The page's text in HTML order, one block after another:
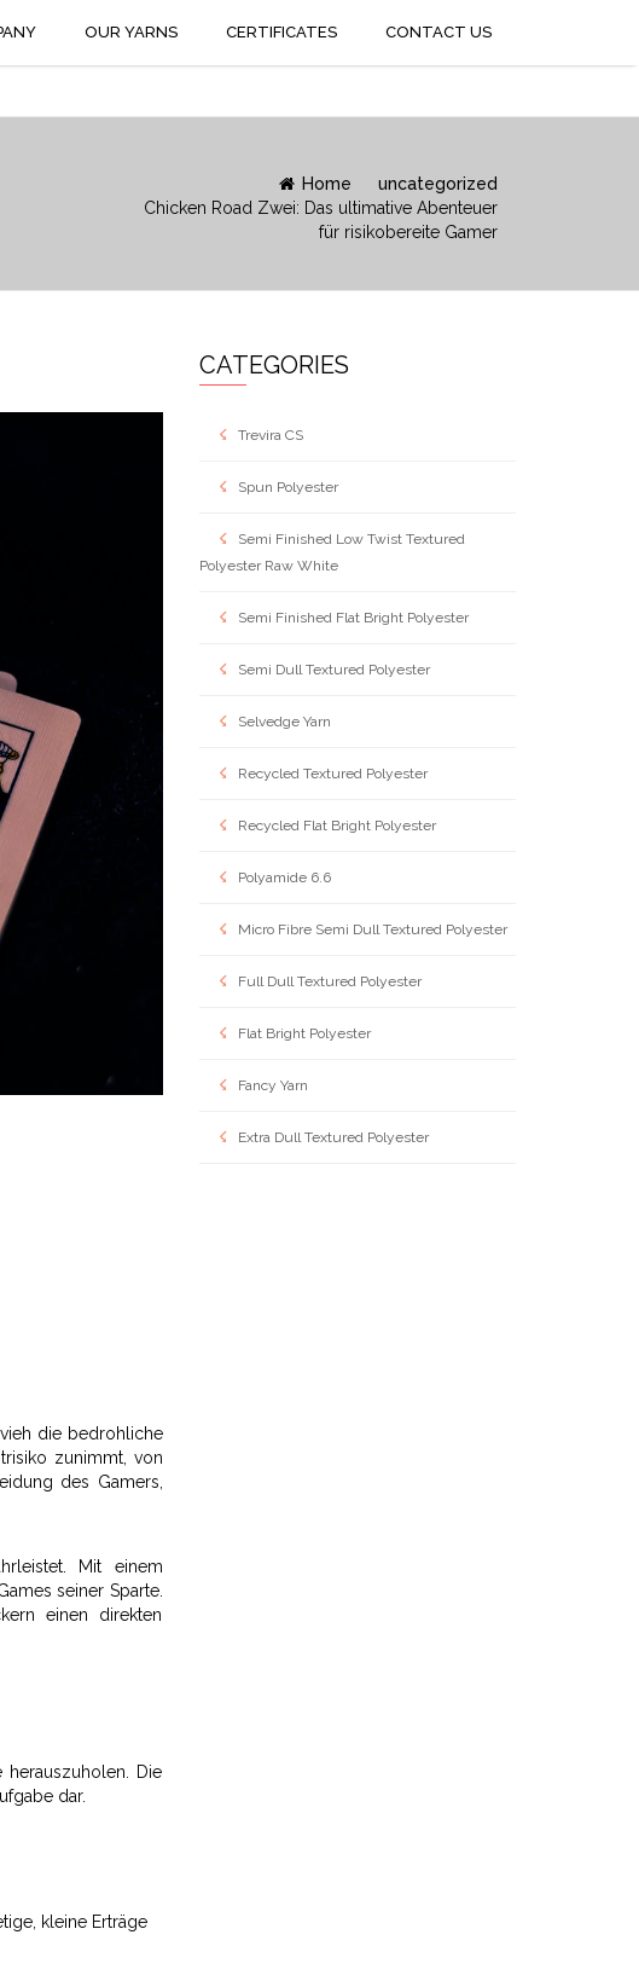
OUR YARNS CERTIFICATES CONTACT US
Home
uncategorized
Chicken Road Zwei: Das ultimative Abenteuer
für risikobereite Gamer
die bedrohliche
zunimmt, von
des Gamers,
Mit einem
seiner Sparte.
einen direkten
Die
dar.
kleine Erträge
CATEGORIES
Trevira CS
Spun Polyester
Semi Finished Low Twist Textured
Polyester Raw White
Semi Finished Flat Bright Polyester
Semi Dull Textured Polyester
Selvedge Yarn
Recycled Textured Polyester
Recycled Flat Bright Polyester
Polyamide 6.6
Micro Fibre Semi Dull Textured Polyester
Full Dull Textured Polyester
Flat Bright Polyester
Fancy Yarn
Extra Dull Textured Polyester